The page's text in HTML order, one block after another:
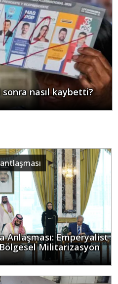
sonra nasıl kaybetti?
Anlaşması: Emperyalist
Militarizasyon